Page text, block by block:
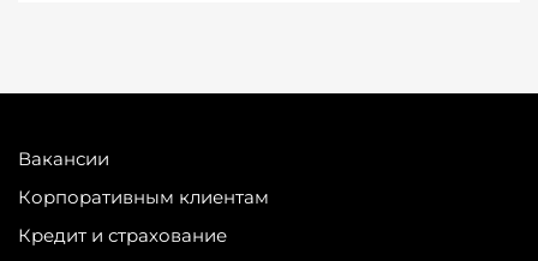
Вакансии
Корпоративным клиентам
Кредит и страхование